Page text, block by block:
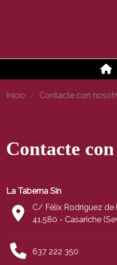
Inicio Contacte con
Contacte
La Taberna Sin
C/ Félix Rodríguez de
41.580 - Casariche
637 222 350